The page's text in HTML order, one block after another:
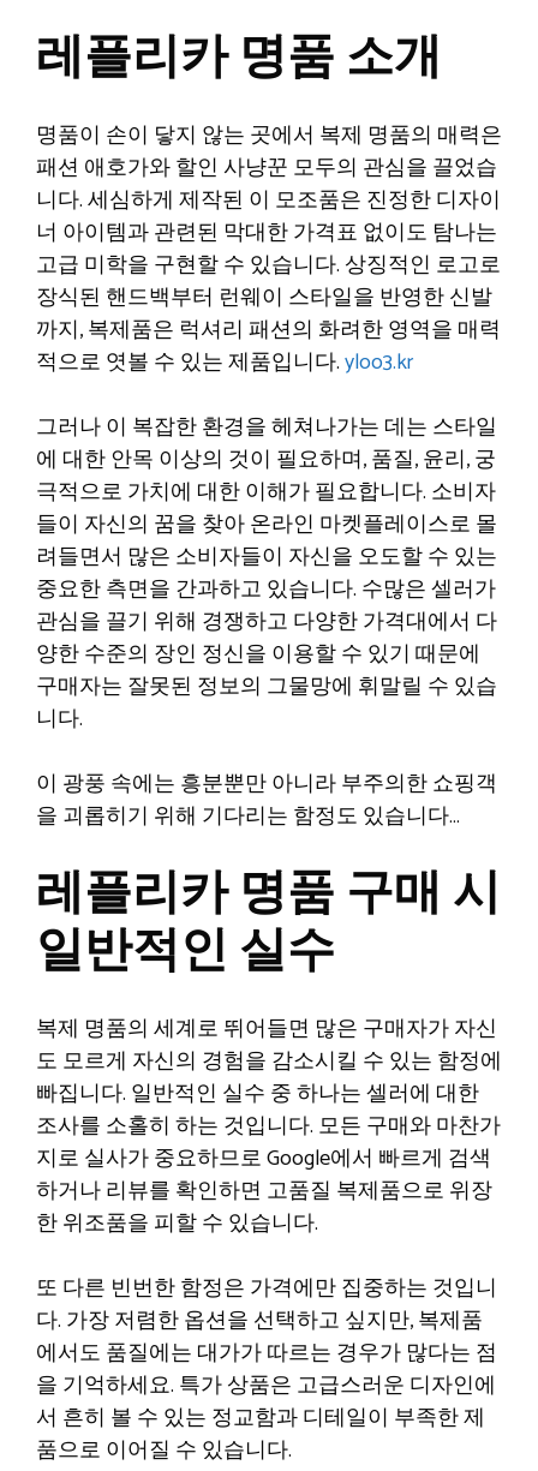
레플리카 명품 소개
명품이 손이 닿지 않는 곳에서 복제 명품의 매력은
패션 애호가와 할인 사냥꾼 모두의 관심을 끌었습
니다. 세심하게 제작된 이 모조품은 진정한 디자이
너 아이템과 관련된 막대한 가격표 없이도 탐나는
고급 미학을 구현할 수 있습니다. 상징적인 로고로
장식된 핸드백부터 런웨이 스타일을 반영한 신발
까지, 복제품은 럭셔리 패션의 화려한 영역을 매력
적으로 엿볼 수 있는 제품입니다.yloo3.kr
그러나 이 복잡한 환경을 헤쳐나가는 데는 스타일
에 대한 안목 이상의 것이 필요하며, 품질, 윤리, 궁
극적으로 가치에 대한 이해가 필요합니다. 소비자
들이 자신의 꿈을 찾아 온라인 마켓플레이스로 몰
려들면서 많은 소비자들이 자신을 오도할 수 있는
중요한 측면을 간과하고 있습니다. 수많은 셀러가
관심을 끌기 위해 경쟁하고 다양한 가격대에서 다
양한 수준의 장인 정신을 이용할 수 있기 때문에
구매자는 잘못된 정보의 그물망에 휘말릴 수 있습
니다.
이 광풍 속에는 흥분뿐만 아니라 부주의한 쇼핑객
을 괴롭히기 위해 기다리는 함정도 있습니다…
레플리카 명품 구매 시
일반적인 실수
복제 명품의 세계로 뛰어들면 많은 구매자가 자신
도 모르게 자신의 경험을 감소시킬 수 있는 함정에
빠집니다. 일반적인 실수 중 하나는 셀러에 대한
조사를 소홀히 하는 것입니다. 모든 구매와 마찬가
지로 실사가 중요하므로 Google에서 빠르게 검색
하거나 리뷰를 확인하면 고품질 복제품으로 위장
한 위조품을 피할 수 있습니다.
또 다른 빈번한 함정은 가격에만 집중하는 것입니
다. 가장 저렴한 옵션을 선택하고 싶지만, 복제품
에서도 품질에는 대가가 따르는 경우가 많다는 점
을 기억하세요. 특가 상품은 고급스러운 디자인에
서 흔히 볼 수 있는 정교함과 디테일이 부족한 제
품으로 이어질 수 있습니다.